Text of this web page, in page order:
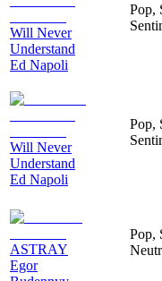
Will Never
Understand
Ed Napoli
Pop,
Will Never
Understand
Ed Napoli
Pop,
ASTRAY
Egor
Pop,